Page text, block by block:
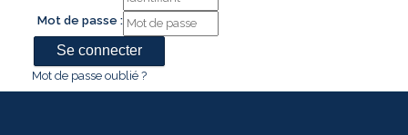
Mot de passe :
Mot de passe oublié ?